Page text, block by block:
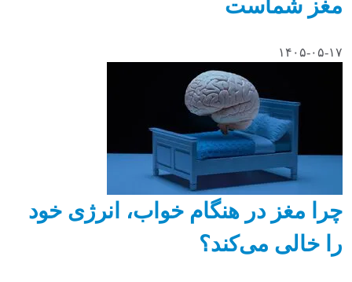
مغز شماست
۱۴۰۵-۰۵-۱۷
چرا مغز در هنگام خواب، انرژی خود
را خالی می‌کند؟